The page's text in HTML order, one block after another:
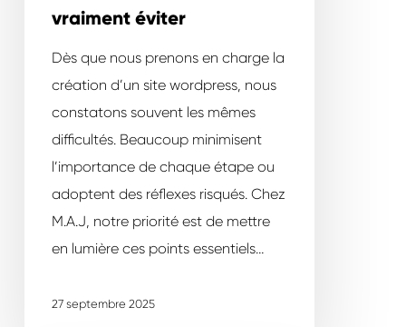
création
wordpress
éviter
vraiment éviter
Dès que nous prenons en charge la
création d’un site wordpress, nous
constatons souvent les mêmes
difficultés. Beaucoup minimisent
l’importance de chaque étape ou
adoptent des réflexes risqués. Chez
M.A.J, notre priorité est de mettre
en lumière ces points essentiels…
27 septembre 2025